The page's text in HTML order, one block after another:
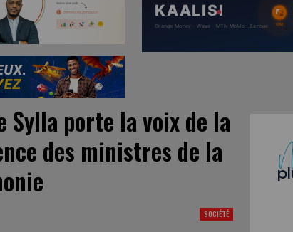
Sylla porte la voix de la
des ministres de la
SOCIÉTÉ